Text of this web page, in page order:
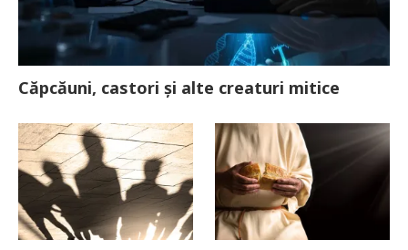
Căpcăuni, castori și alte creaturi mitice